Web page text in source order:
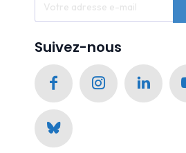
Suivez-nous